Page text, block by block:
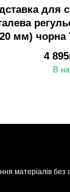
для
мм) чорна
4
В
матеріалів без